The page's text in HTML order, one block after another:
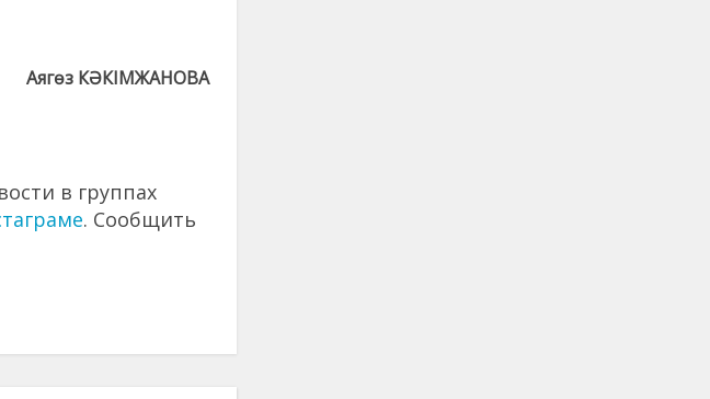
Аягөз КӘКІМЖАНОВА
в группах
. Сообщить